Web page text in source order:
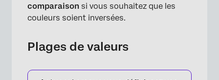
comparaison si vous souhaitez que les
couleurs soient inversées.
Plages de valeurs